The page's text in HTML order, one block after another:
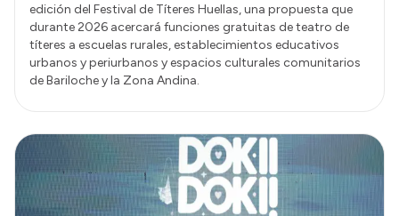
Login
edición del Festival de Títeres Huellas, una propuesta que
durante 2026 acercará funciones gratuitas de teatro de
títeres a escuelas rurales, establecimientos educativos
urbanos y periurbanos y espacios culturales comunitarios
de Bariloche y la Zona Andina.